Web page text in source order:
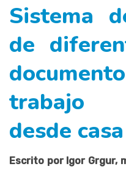
Sistema
de
trabajo
desde casa
Escrito por Igor Grgur,